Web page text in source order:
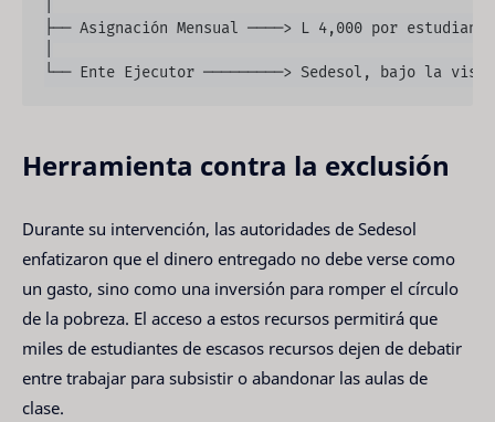
├── Asignación Mensual ────> L 4,000 por
Herramienta contra la exclusión
Durante su intervención, las autoridades de Sedesol
enfatizaron que el dinero entregado no debe verse como
un gasto, sino como una inversión para romper el círculo
de la pobreza. El acceso a estos recursos permitirá que
miles de estudiantes de escasos recursos dejen de debatir
entre trabajar para subsistir o abandonar las aulas de
clase.